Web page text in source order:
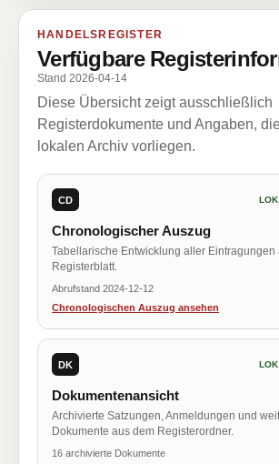
HANDELSREGISTER
Verfügbare
Stand 2026-04-14
Diese Übersicht zeigt ausschließlich
Registerdokumente und Angaben,
lokalen Archiv vorliegen.
CD
Chronologischer Auszug
Tabellarische Entwicklung aller Eintragungen
Registerblatt.
Abrufstand 2024-12-12
Chronologischen Auszug ansehen
DK
Dokumentenansicht
Archivierte Satzungen, Anmeldungen und
Dokumente aus dem Registerordner.
16 archivierte Dokumente